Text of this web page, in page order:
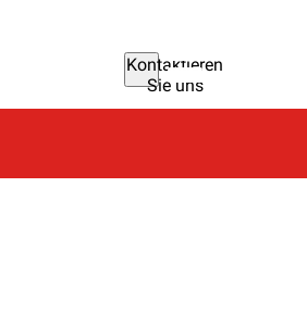
Kontaktieren
Sie uns